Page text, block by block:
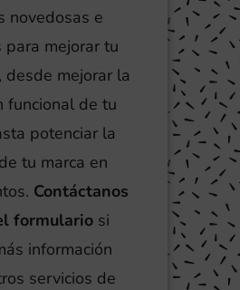
novedosas e
para mejorar tu
desde mejorar la
funcional de tu
potenciar la
tu marca en
Contáctanos
formulariosi
información
servicios de